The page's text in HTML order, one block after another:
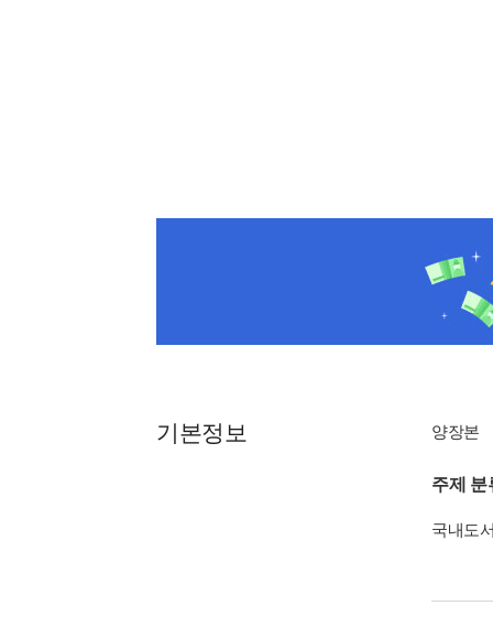
기본정보 양장본
주제 분
국내도